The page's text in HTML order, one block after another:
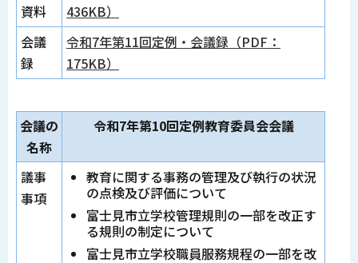
資料
436KB）
会議
録
令和7年第11回定例・会議録（PDF：
175KB）
会議の
名称
令和7年第10回定例教育委員会会議
議事
事項
教育に関する事務の管理及び執行の状況
の点検及び評価について
富士見市立学校管理規則の一部を改正す
る規則の制定について
富士見市立学校職員服務規程の一部を改